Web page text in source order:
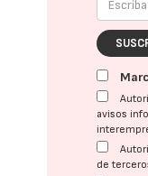
avisos
de